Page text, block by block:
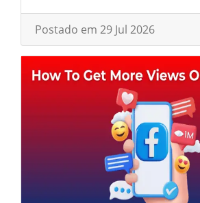
Postado em 29 Jul 2026